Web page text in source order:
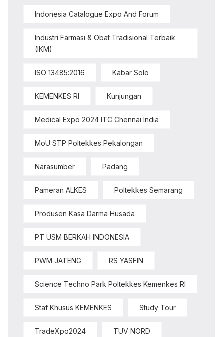
Indonesia Catalogue Expo And Forum
Industri Farmasi & Obat Tradisional Terbaik
(IKM)
ISO 13485:2016 Kabar Solo
KEMENKES RI Kunjungan
Medical Expo 2024 ITC Chennai India
MoU STP Poltekkes Pekalongan
Narasumber Padang
Pameran ALKES Poltekkes Semarang
Produsen Kasa Darma Husada
PT USM BERKAH INDONESIA
PWM JATENG RS YASFIN
Science Techno Park Poltekkes Kemenkes RI
Staf Khusus KEMENKES Study Tour
TradeXpo2024 TUV NORD